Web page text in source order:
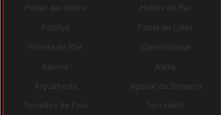
Mollet del Vallès
Molins de Rei
Polinyà
Pobla de Lillet
Pineda de Mar
Castellbisbal
Alpens
Alella
Aiguafreda
Aguilar de Segarra
Torrelles de Foix
Torrelavit